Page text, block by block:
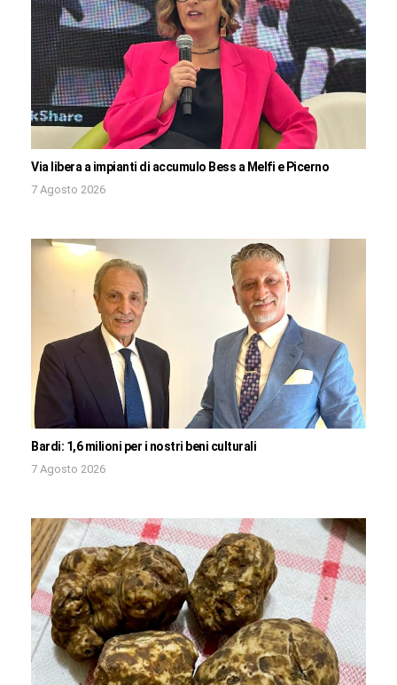
Via libera a impianti di accumulo Bess a Melfi e Picerno
7 Agosto 2026
Bardi: 1,6 milioni per i nostri beni culturali
7 Agosto 2026